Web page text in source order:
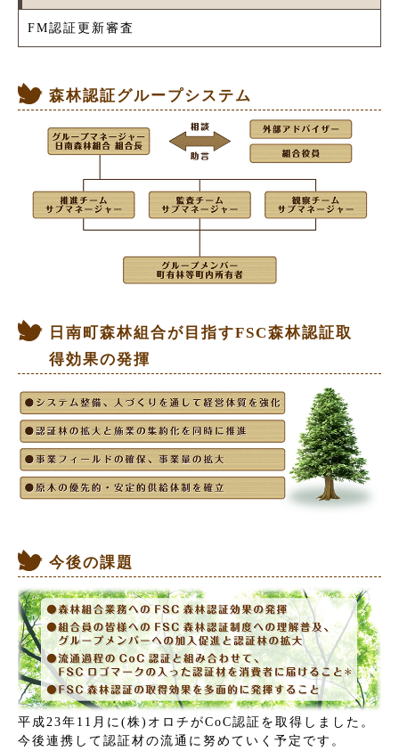
FM認証更新審査
森林認証グループシステム
日南町森林組合が目指すFSC森林認証取
得効果の発揮
今後の課題
平成23年11月に(株)オロチがCoC認証を取得しました。
今後連携して認証材の流通に努めていく予定です。